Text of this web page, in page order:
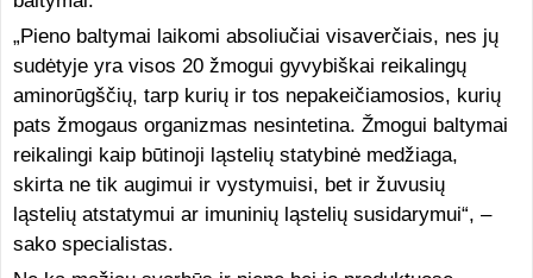
„Pieno baltymai laikomi absoliučiai visaverčiais, nes jų
sudėtyje yra visos 20 žmogui gyvybiškai reikalingų
aminorūgščių, tarp kurių ir tos nepakeičiamosios, kurių
pats žmogaus organizmas nesintetina. Žmogui baltymai
reikalingi kaip būtinoji ląstelių statybinė medžiaga,
skirta ne tik augimui ir vystymuisi, bet ir žuvusių
ląstelių atstatymui ar imuninių ląstelių susidarymui“, –
sako specialistas.